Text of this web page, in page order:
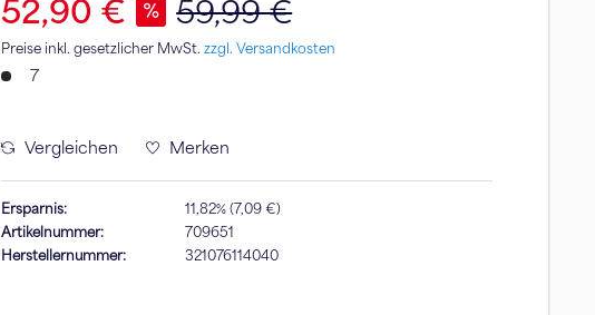
52,90 € 59,99 €
Preise inkl. gesetzlicher MwSt.zzgl. Versandkosten
7
Vergleichen Merken
Ersparnis:
11,82% (7,09 €)
Artikelnummer:
709651
Herstellernummer:
321076114040